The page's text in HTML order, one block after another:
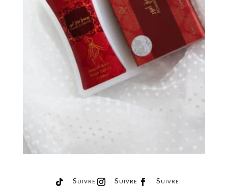
Suivre Suivre Suivre